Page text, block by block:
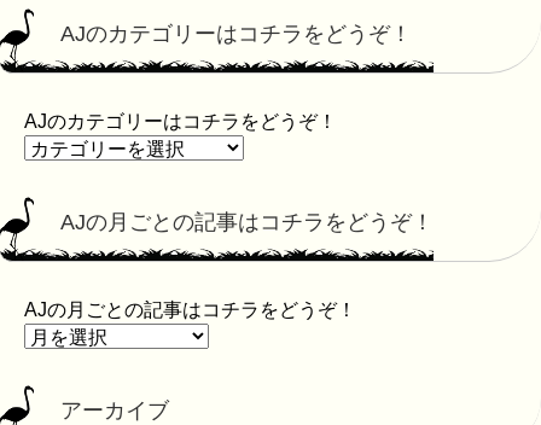
AJのカテゴリーはコチラをどうぞ！
AJのカテゴリーはコチラをどうぞ！
AJの月ごとの記事はコチラをどうぞ！
AJの月ごとの記事はコチラをどうぞ！
アーカイブ